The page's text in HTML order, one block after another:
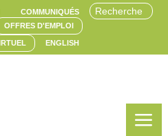
COMMUNIQUÉS
OFFRES D'EMPLOI
ENGLISH
a